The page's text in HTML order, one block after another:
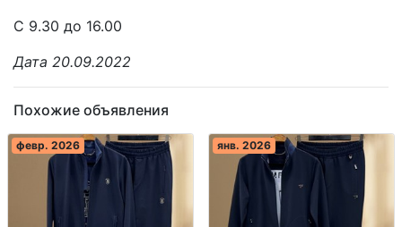
С 9.30 до 16.00
Дата 20.09.2022
Похожие объявления
февр. 2026 янв. 2026